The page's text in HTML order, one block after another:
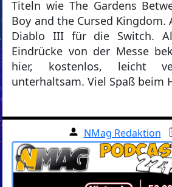
Titeln wie The Gardens
Boy and the Cursed Kingdom.
Diablo III für die Switch.
Eindrücke von der Messe
hier, kostenlos, leicht
unterhaltsam. Viel Spaß beim
NMag Redaktion